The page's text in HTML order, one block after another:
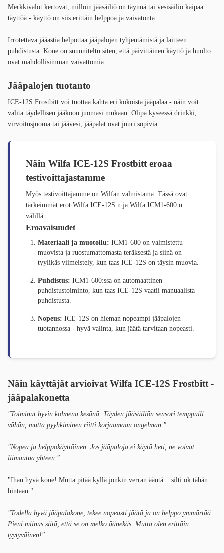
Merkkivalot kertovat, milloin jääsäiliö on täynnä tai vesisäiliö kaipaa
täyttöä - käyttö on siis erittäin helppoa ja vaivatonta.
Irrotettava jääastia helpottaa jääpalojen tyhjentämistä ja laitteen
puhdistusta. Kone on suunniteltu siten, että päivittäinen käyttö ja huolto
ovat mahdollisimman vaivattomia.
Jääpalojen tuotanto
ICE-12S Frostbitt voi tuottaa kahta eri kokoista jääpalaa - näin voit
valita täydellisen jääkoon juomasi mukaan. Olipa kyseessä drinkki,
virvoitusjuoma tai jäävesi, jääpalat ovat juuri sopivia.
Näin Wilfa ICE-12S Frostbitt eroaa
testivoittajastamme
Myös testivoittajamme on Wilfan valmistama. Tässä ovat
tärkeimmät erot Wilfa ICE-12S:n ja Wilfa ICM1-600:n
välillä:
Eroavaisuudet
Materiaali ja muotoilu: ICM1-600 on valmistettu
muovista ja ruostumattomasta teräksestä ja siinä on
tyylikäs viimeistely, kun taas ICE-12S on täysin muovia.
Puhdistus: ICM1-600:ssa on automaattinen
puhdistustoiminto, kun taas ICE-12S vaatii manuaalista
puhdistusta.
Nopeus: ICE-12S on hieman nopeampi jääpalojen
tuotannossa - hyvä valinta, kun jäätä tarvitaan nopeasti.
Näin käyttäjät arvioivat Wilfa ICE-12S Frostbitt -
jääpalakonetta
"Toiminut hyvin kolmena kesänä. Täyden jääsäiliön sensori temppuili
vähän, mutta pyyhkiminen riitti korjaamaan ongelman."
"Nopea ja helppokäyttöinen. Jos jääpaloja ei käytä heti, ne voivat
liimautua yhteen."
"Ihan hyvä kone! Mutta pitää kyllä jonkin verran ääntä... silti ok tähän
hintaan."
"Todella hyvä jääpalakone, tekee nopeasti jäätä ja on helppo ymmärtää.
Pieni miinus siitä, että se on melko äänekäs. Mutta olen erittäin
tyytyväinen!"